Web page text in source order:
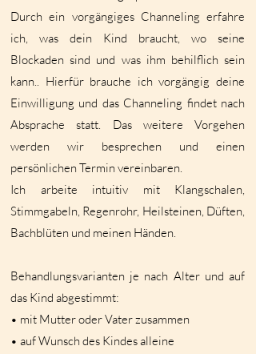
Durch ein vorgängiges Channeling erfahre
ich, was dein Kind braucht, wo seine
Blockaden sind und was ihm behilflich sein
kann.. Hierfür brauche ich vorgängig deine
Einwilligung und das Channeling findet nach
Absprache statt. Das weitere Vorgehen
werden wir besprechen und einen
persönlichen Termin vereinbaren.
Ich arbeite intuitiv mit Klangschalen,
Stimmgabeln, Regenrohr, Heilsteinen, Düften,
Bachblüten und meinen Händen.
Behandlungsvarianten je nach Alter und auf
das Kind abgestimmt:
• mit Mutter oder Vater zusammen
• auf Wunsch des Kindes alleine